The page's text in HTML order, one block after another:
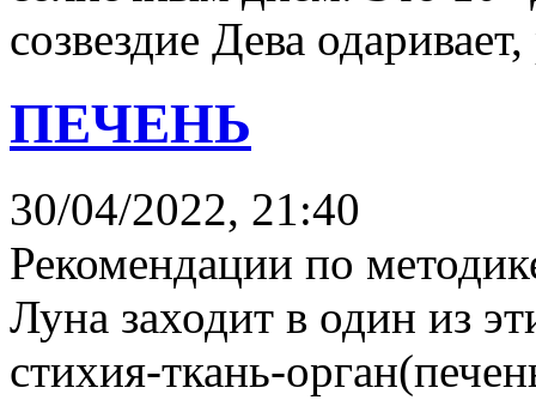
созвездие Дева
ПЕЧЕНЬ
30/04/2022, 21:40
Рекомендации по
Луна заходит в один из
стихия-ткань-